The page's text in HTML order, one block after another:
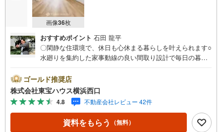
画像36枚
おすすめポイント 石田 龍平
〇閑静な住環境で、休日も心休まる暮らしを叶えられます○
水廻りを集約した家事動線の良い間取り設計で毎日の暮ら
る間取りです。ーーーーYahoo！ 不動産キャンペーン対象
店舗ーーーー当店で物件を成約するとPayPayボーナスライ
トがもらえる「Yahoo！ 不動産 物件ご成約キャンペーン」
の対象になります。「資料をもらう」「見学予約をする」
ボタンからお問い合わせください。※必ずYahoo！ JAPAN I
Dでログインしてください。※PayPayボーナスライトは出
ゴールド推奨店
株式会社東宝ハウス横浜西口
4.8 不動産会社レビュー 42件
資料をもらう （無料）